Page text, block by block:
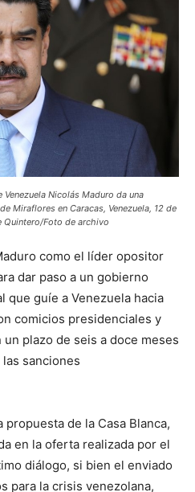
Venezuela Nicolás Maduro da una
Miraflores en Caracas, Venezuela, 12 de
Quintero/Foto de archivo
como el líder opositor
dar paso a un gobierno
que guíe a Venezuela hacia
comicios presidenciales y
un plazo de seis a doce meses
sanciones
propuesta de la Casa Blanca,
en la oferta realizada por el
diálogo, si bien el enviado
para la crisis venezolana,